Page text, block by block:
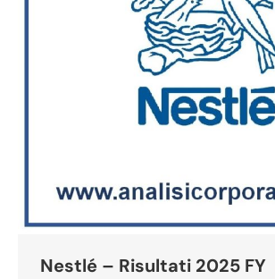
Nestlé – Risultati 2025 FY